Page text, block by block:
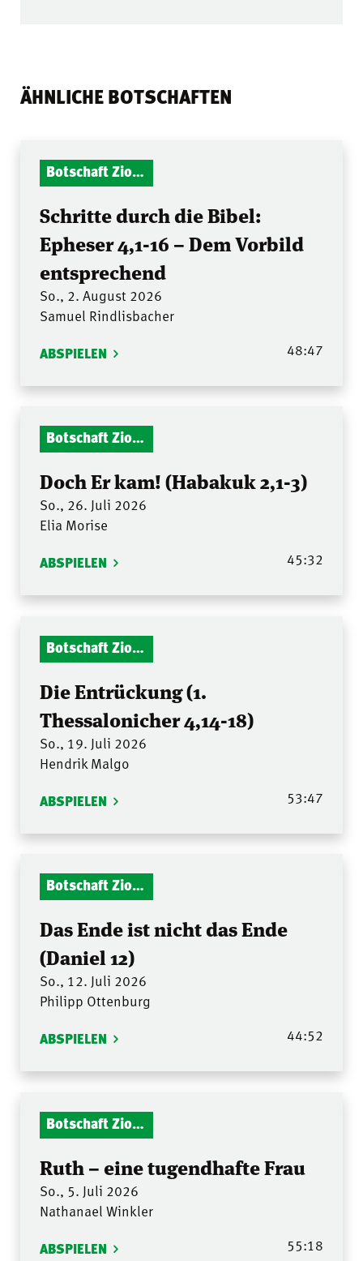
ÄHNLICHE BOTSCHAFTEN
Botschaft Zionshalle
Schritte durch die Bibel:
Epheser 4,1-16 – Dem Vorbild
entsprechend
So., 2. August 2026
Samuel Rindlisbacher
ABSPIELEN 48:47
Botschaft Zionshalle
Doch Er kam! (Habakuk 2,1-3)
So., 26. Juli 2026
Elia Morise
ABSPIELEN 45:32
Botschaft Zionshalle
Die Entrückung (1.
Thessalonicher 4,14-18)
So., 19. Juli 2026
Hendrik Malgo
ABSPIELEN 53:47
Botschaft Zionshalle
Das Ende ist nicht das Ende
(Daniel 12)
So., 12. Juli 2026
Philipp Ottenburg
ABSPIELEN 44:52
Botschaft Zionshalle
Ruth – eine tugendhafte Frau
So., 5. Juli 2026
Nathanael Winkler
ABSPIELEN 55:18